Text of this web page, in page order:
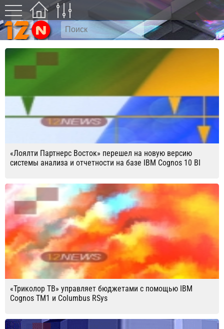
«Лоялти Партнерс Восток» перешел на новую версию
системы анализа и отчетности на базе IBM Cognos 10 BI
«Триколор ТВ» управляет бюджетами с помощью IBM
Cognos TM1 и Columbus RSys